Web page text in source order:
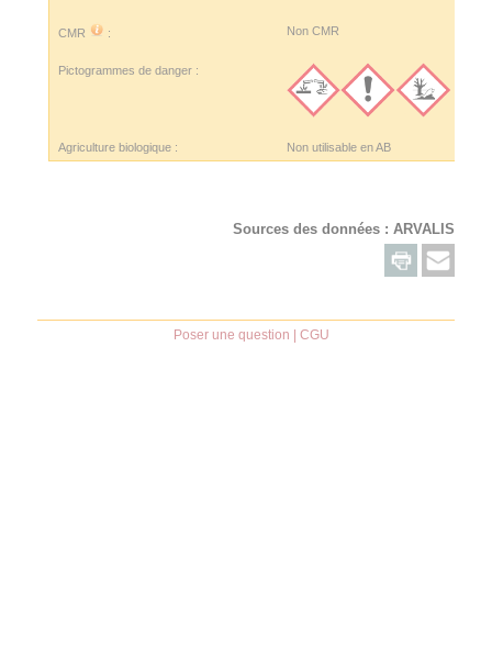
CMR : Non CMR
Pictogrammes de danger :
Agriculture biologique : Non utilisable en AB
Sources des données : ARVALIS
Poser une question | CGU